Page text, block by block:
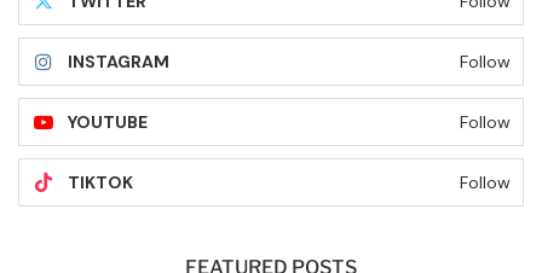
INSTAGRAM Follow
YOUTUBE Follow
TIKTOK Follow
FEATURED POSTS